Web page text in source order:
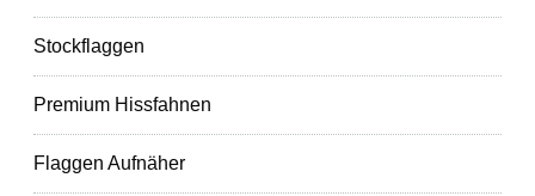
Stockflaggen
Premium Hissfahnen
Flaggen Aufnäher